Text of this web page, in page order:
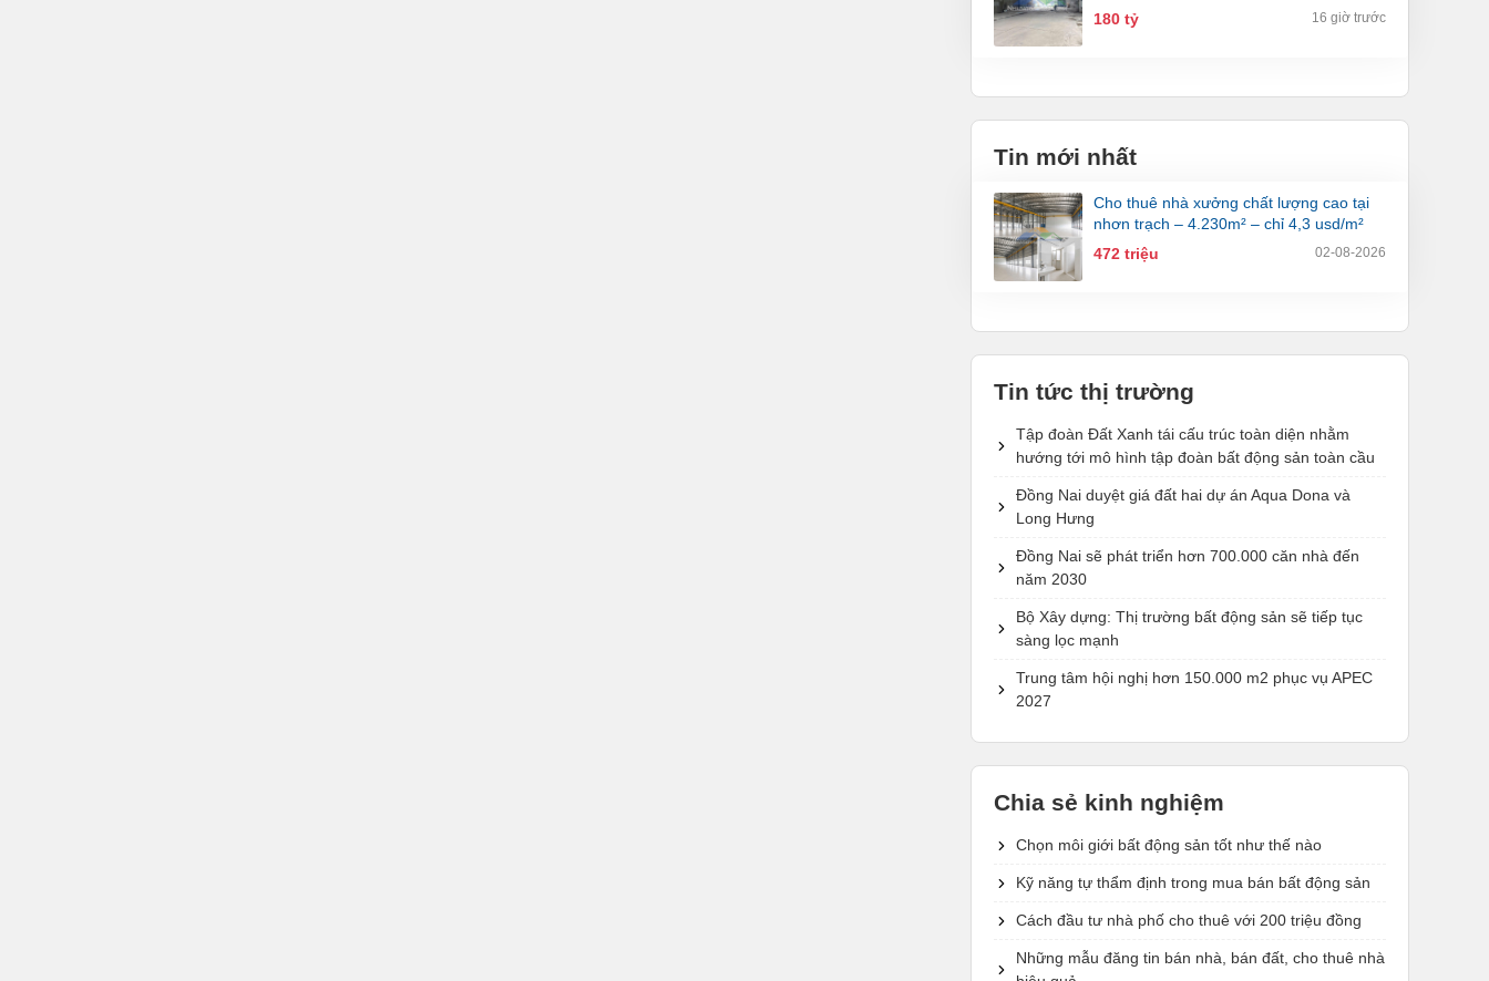
180 tỷ
16 giờ trước
Tin mới nhất
cho thuê nhà xưởng chất lượng cao tại
nhơn trạch – 4.230m² – chỉ 4,3 usd/m²
472 triệu
02-08-2026
Tin tức thị trường
Tập đoàn Đất Xanh tái cấu trúc toàn diện nhằm
hướng tới mô hình tập đoàn bất động sản toàn cầu
Đồng Nai duyệt giá đất hai dự án Aqua Dona và
Long Hưng
Đồng Nai sẽ phát triển hơn 700.000 căn nhà đến
năm 2030
Bộ Xây dựng: Thị trường bất động sản sẽ tiếp tục
sàng lọc mạnh
Trung tâm hội nghị hơn 150.000 m2 phục vụ APEC
2027
Chia sẻ kinh nghiệm
Chọn môi giới bất động sản tốt như thế nào
Kỹ năng tự thẩm định trong mua bán bất động sản
Cách đầu tư nhà phố cho thuê với 200 triệu đồng
Những mẫu đăng tin bán nhà, bán đất, cho thuê nhà